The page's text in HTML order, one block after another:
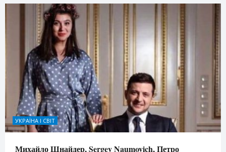
УКРАЇНА І СВІТ
Михайло Шнайдер, Sergey Naumovich, Петро